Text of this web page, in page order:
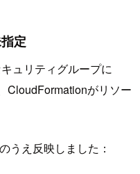
定
ュリティグループに
CloudFormationがリソー
うえ反映しました：